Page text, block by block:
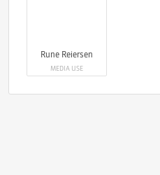
Rune Reiersen
MEDIA USE